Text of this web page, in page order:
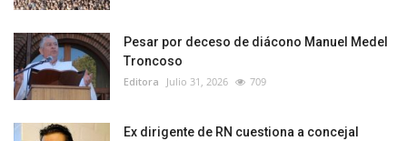
Pesar por deceso de diácono Manuel Medel
Troncoso
Editora Julio 31, 2026 709
Ex dirigente de RN cuestiona a concejal